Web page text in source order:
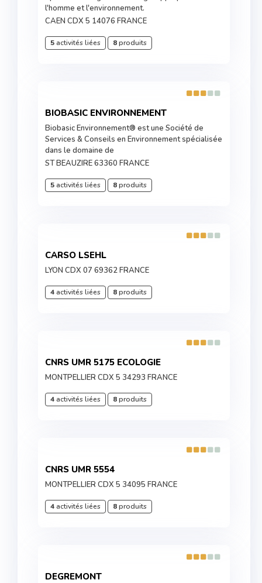
l'homme et l'environnement.
CAEN CDX 5 14076 FRANCE
5activités liées 8produits
BIOBASIC ENVIRONNEMENT
Biobasic Environnement® est une Société de
Services & Conseils en Environnement spécialisée
dans le domaine de
ST BEAUZIRE 63360 FRANCE
5activités liées 8produits
CARSO LSEHL
LYON CDX 07 69362 FRANCE
4activités liées 8produits
CNRS UMR 5175 ECOLOGIE
MONTPELLIER CDX 5 34293 FRANCE
4activités liées 8produits
CNRS UMR 5554
MONTPELLIER CDX 5 34095 FRANCE
4activités liées 8produits
DEGREMONT